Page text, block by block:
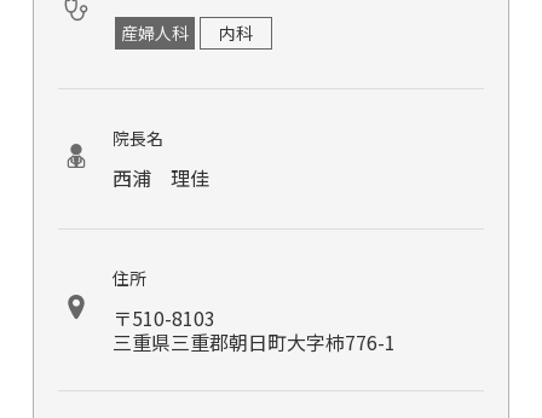
産婦人科
内科
院長名
西浦 理佳
住所
〒510-8103
三重県三重郡朝日町大字柿776-1